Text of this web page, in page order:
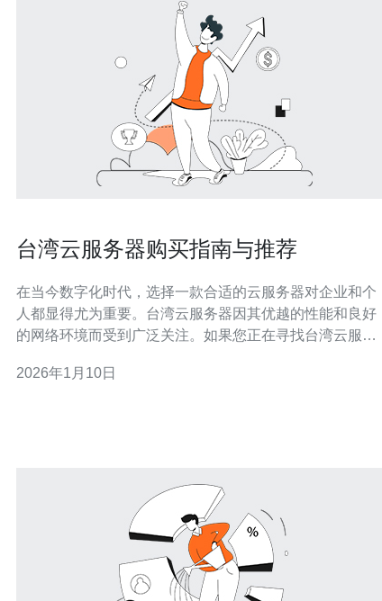
台湾云服务器购买指南与推荐
在当今数字化时代，选择一款合适的云服务器对企业和个
人都显得尤为重要。台湾云服务器因其优越的性能和良好
的网络环境而受到广泛关注。如果您正在寻找台湾云服务
您做出明智的选择。 首先，让我们了解什么是云服务器。
2026年1月10日